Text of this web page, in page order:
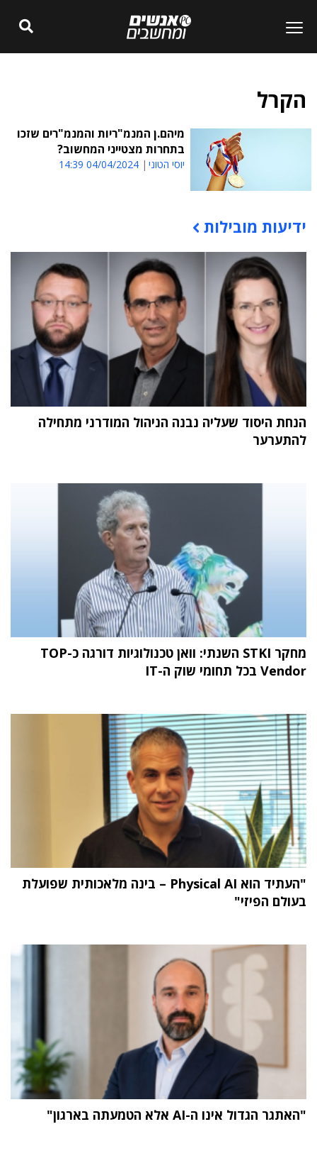
הקרל
מיהם.ן המנמ"ריות והמנמ"רים שזכו
בתחרות מצטייני המחשוב?
יוסי הטוני 04/04/2024 14:39
תוכן פרסומי
ידיעות מובילות
הנחת היסוד שעליה נבנה הניהול המודרני מתחילה
להתערער
מחקר STKI השנתי: וואן טכנולוגיות דורגה כ-TOP
Vendor בכל תחומי שוק ה-IT
"העתיד הוא Physical AI – בינה מלאכותית שפועלת
בעולם הפיזי"
"האתגר הגדול אינו ה-AI אלא הטמעתה בארגון"